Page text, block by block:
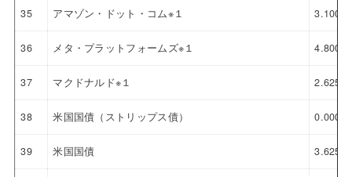
35 アマゾン・ドット・コム※１ 3.100%
36 メタ・プラットフォームズ※１ 4.800%
37 マクドナルド※１ 2.625%
38 米国国債（ストリップス債） 0.000%
39 米国国債 3.625%